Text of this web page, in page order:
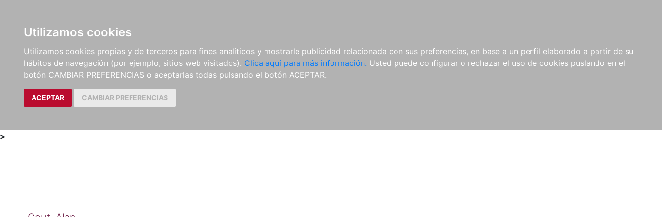
Utilizamos cookies
Utilizamos cookies propias y de terceros para fines analíticos y mostrarle publicidad relacionada con sus preferencias, en base a un perfil elaborado a partir de su
hábitos de navegación (por ejemplo, sitios web visitados). Clica aquí para más información. Usted puede configurar o rechazar el uso de cookies puslando en el
botón CAMBIAR PREFERENCIAS o aceptarlas todas pulsando el botón ACEPTAR.
ACEPTAR CAMBIAR PREFERENCIAS
LIBROS
MÉTODOS Y
EJERCICIOS
PARTITURAS Y EDICIONES
CRÍTICAS
REVISTAS
CDS Y
DVDS
MATERIAL
COMPLEMENTARIO
NOVEDADES NOTICIAS
COMPRAS
INSTITUCIONALES
>